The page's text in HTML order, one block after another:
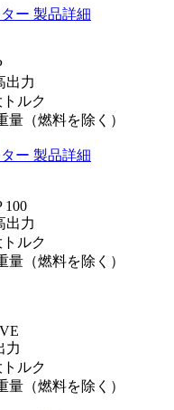
ー 製品詳細
出力
ルク
量（燃料を除く）
ー 製品詳細
100
出力
ルク
量（燃料を除く）
力
ルク
量（燃料を除く）